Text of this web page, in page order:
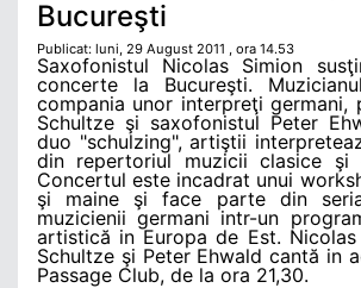
Bucureşti
Publicat: luni, 29 August 2011 , ora 14.53
Saxofonistul Nicolas Simion
concerte la Bucureşti.
compania unor interpreţi germani,
Schultze şi saxofonistul Peter
duo "schulzing", artiştii
din repertoriul muzicii clasice şi
Concertul este incadrat unui
şi maine şi face parte din
muzicienii germani intr-un
artistică in Europa de Est. Nicolas
Schultze şi Peter Ehwald cantă in
Passage Club, de la ora 21,30.